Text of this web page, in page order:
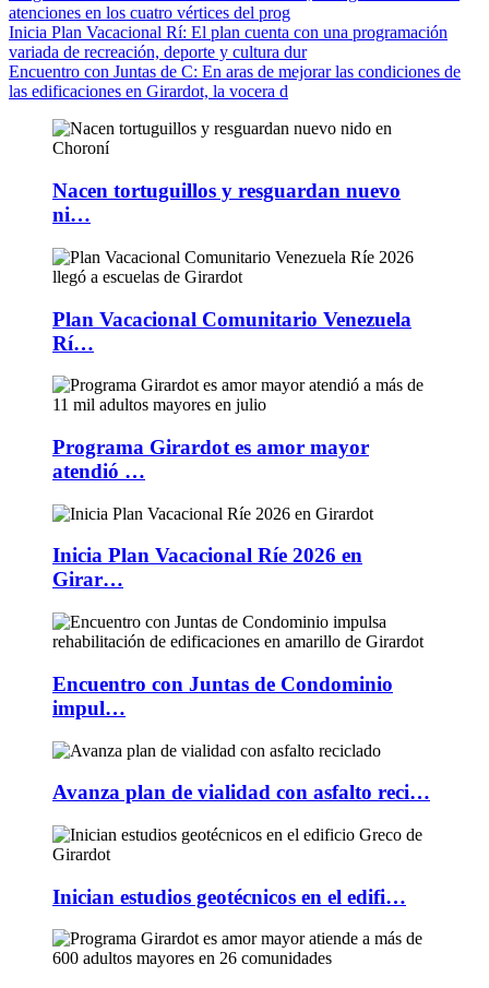
atenciones en los cuatro vértices del prog
Inicia Plan Vacacional Rí: El plan cuenta con una programación
variada de recreación, deporte y cultura dur
Encuentro con Juntas de C: En aras de mejorar las condiciones de
las edificaciones en Girardot, la vocera d
Nacen tortuguillos y resguardan nuevo
ni…
Plan Vacacional Comunitario Venezuela
Rí…
Programa Girardot es amor mayor
atendió …
Inicia Plan Vacacional Ríe 2026 en
Girar…
Encuentro con Juntas de Condominio
impul…
Avanza plan de vialidad con asfalto reci…
Inician estudios geotécnicos en el edifi…